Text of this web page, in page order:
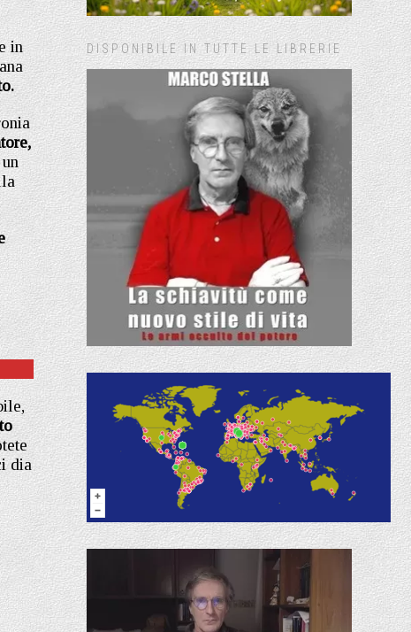
in
dia
DISPONIBILE IN TUTTE LE LIBRERIE